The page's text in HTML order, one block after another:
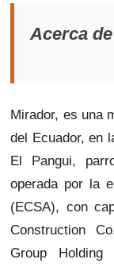
Acerca
Mirador, es una
del Ecuador, en
El Pangui,
operada por la
(ECSA), con
Construction
Group